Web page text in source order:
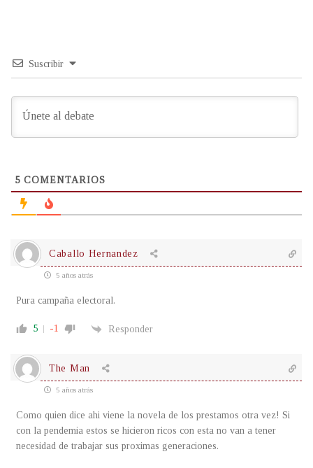
Suscribir
5 COMENTARIOS
Caballo Hernandez
5 años atrás
Pura campaña electoral.
5 -1 Responder
The Man
5 años atrás
Como quien dice ahi viene la novela de los prestamos otra vez! Si
con la pendemia estos se hicieron ricos con esta no van a tener
necesidad de trabajar sus proximas generaciones.